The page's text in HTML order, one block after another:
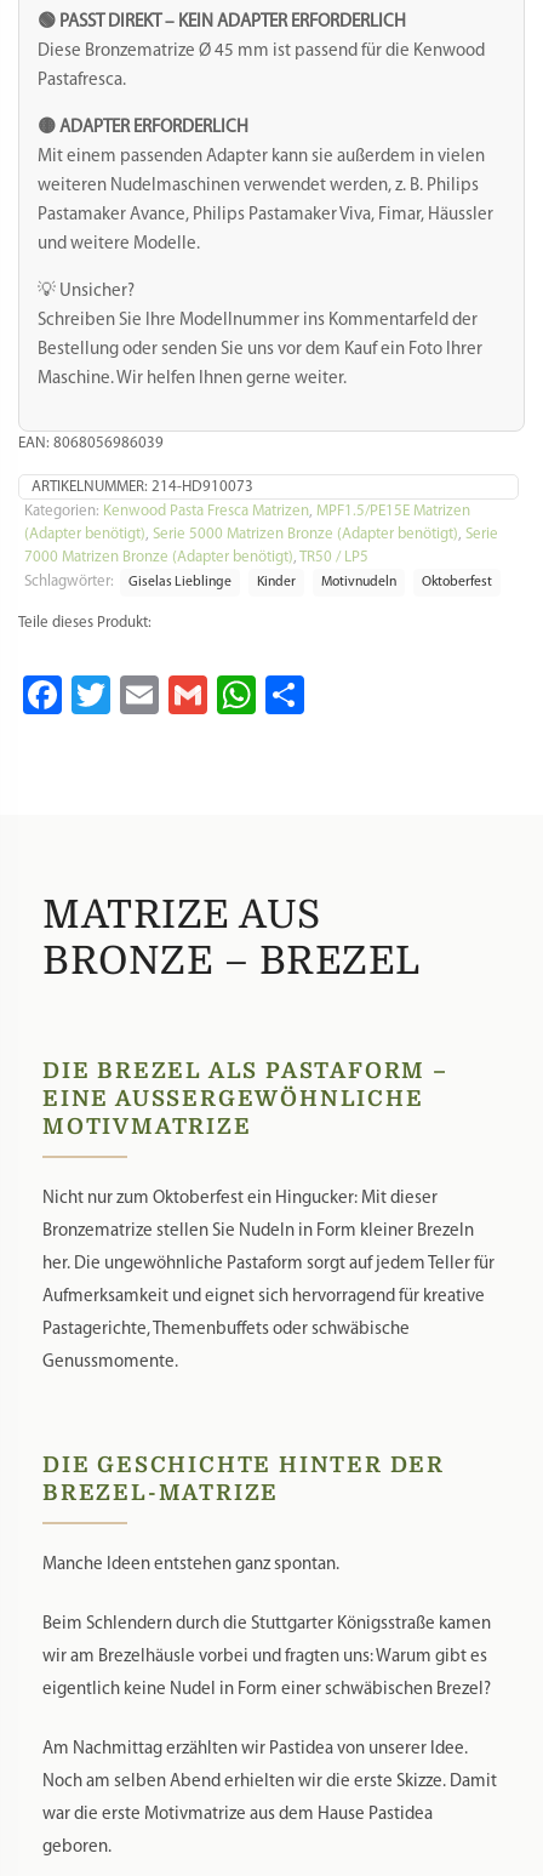
🟢 PASST DIREKT – KEIN ADAPTER ERFORDERLICH
Diese Bronzematrize Ø 45 mm ist passend für die Kenwood
Pastafresca.
🟡 ADAPTER ERFORDERLICH
Mit einem passenden Adapter kann sie außerdem in vielen
weiteren Nudelmaschinen verwendet werden, z. B. Philips
Pastamaker Avance, Philips Pastamaker Viva, Fimar, Häussler
und weitere Modelle.
💡 Unsicher?
Schreiben Sie Ihre Modellnummer ins Kommentarfeld der
Bestellung oder senden Sie uns vor dem Kauf ein Foto Ihrer
Maschine. Wir helfen Ihnen gerne weiter.
EAN: 8068056986039
ARTIKELNUMMER: 214-HD910073
Kategorien: Kenwood Pasta Fresca Matrizen MPF1.5/PE15E Matrizen
(Adapter benötigt) Serie 5000 Matrizen Bronze (Adapter benötigt) Serie
7000 Matrizen Bronze (Adapter benötigt) TR50 / LP5
Schlagwörter:
Giselas Lieblinge Kinder Motivnudeln Oktoberfest
Teile dieses Produkt:
Facebook
Twitter
EmailGmailWhatsApp
MATRIZE AUS
BRONZE – BREZEL
DIE BREZEL ALS PASTAFORM –
EINE AUSSERGEWÖHNLICHE M
OTIVMATRIZE
Nicht nur zum Oktoberfest ein Hingucker: Mit dieser
Bronzematrize stellen Sie Nudeln in Form kleiner Brezeln
her. Die ungewöhnliche Pastaform sorgt auf jedem Teller für
Aufmerksamkeit und eignet sich hervorragend für kreative
Pastagerichte, Themenbuffets oder schwäbische
Genussmomente.
DIE GESCHICHTE HINTER DER
BREZEL-MATRIZE
Manche Ideen entstehen ganz spontan.
Beim Schlendern durch die Stuttgarter Königsstraße kamen
wir am Brezelhäusle vorbei und fragten uns: Warum gibt es
eigentlich keine Nudel in Form einer schwäbischen Brezel?
Am Nachmittag erzählten wir Pastidea von unserer Idee.
Noch am selben Abend erhielten wir die erste Skizze. Damit
war die erste Motivmatrize aus dem Hause Pastidea
geboren.